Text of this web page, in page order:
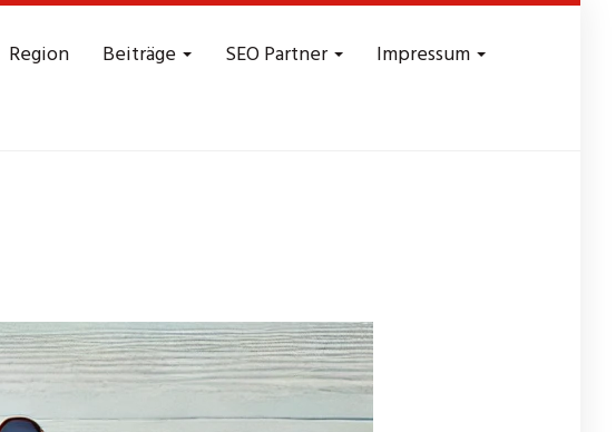
Region Beiträge SEO Partner Impressum